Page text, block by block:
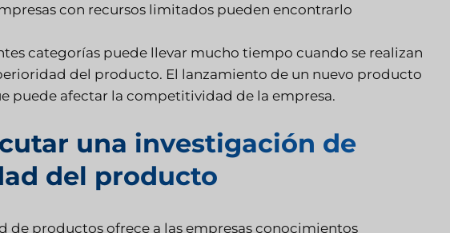
con recursos limitados pueden encontrarlo
categorías puede llevar mucho tiempo cuando se realizan
del producto. El lanzamiento de un nuevo producto
puede afectar la competitividad de la empresa.
una investigación de
del producto
de productos ofrece a las empresas conocimientos